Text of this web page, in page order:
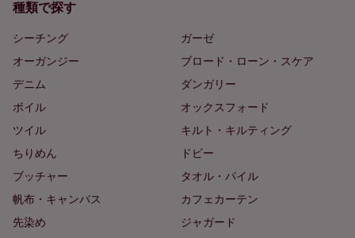
種類で探す
シーチング
ガーゼ
オーガンジー
ブロード・ローン・スケア
デニム
ダンガリー
ボイル
オックスフォード
ツイル
キルト・キルティング
ちりめん
ドビー
ブッチャー
タオル・パイル
帆布・キャンバス
カフェカーテン
先染め
ジャガード